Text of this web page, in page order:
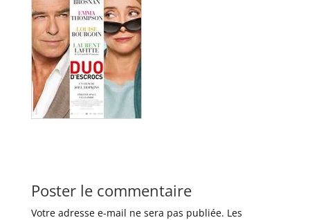
Poster le commentaire
Votre adresse e-mail ne sera pas publiée. Les